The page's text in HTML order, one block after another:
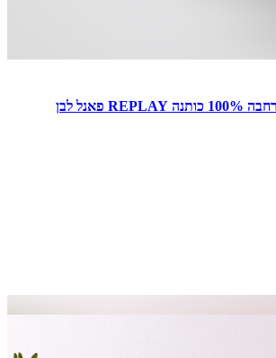
סט מצעים למיטה זוגי רחבה 100% כותנה REPLAY פאנל לבן